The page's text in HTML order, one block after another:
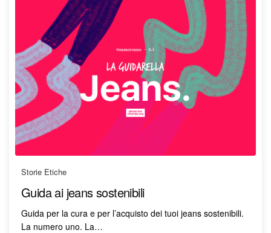
Storie Etiche
Guida ai jeans sostenibili
Guida per la cura e per l’acquisto dei tuoi jeans sostenibili.
La numero uno. La…